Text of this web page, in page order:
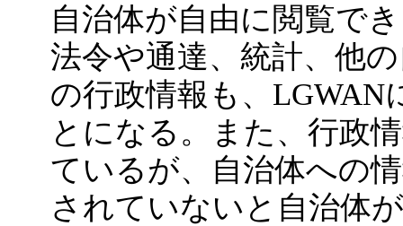
自治体が自由に閲覧で
法令や通達、統計、他
の行政情報も、
とになる。また、行政
ているが、自治体への
されていないと自治体